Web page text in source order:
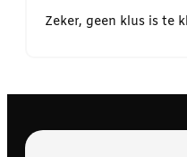
Zeker, geen klus is te